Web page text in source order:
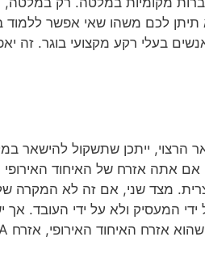
לכם משהו שאי אפשר ללמוד
בעלי רקע מקצועי בוגר.
הרצוי, ייתכן שתשקול להישאר
אם אתה אזרח של האיחוד
המעסיק ולא על ידי העובד.